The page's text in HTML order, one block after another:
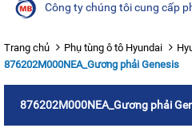
Công ty chúng tôi cung cấp phụ
Trang chủ Phụ tùng ô tô Hyundai
876202M000NEA_Gương phải Genesis
876202M000NEA_Gương phải